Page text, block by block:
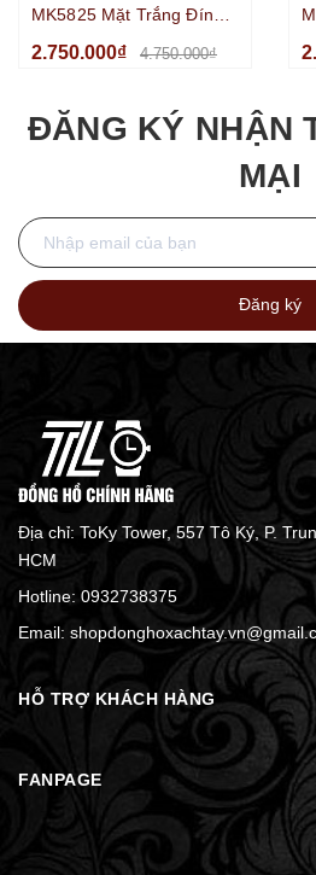
MK5825 Mặt Trắng Đính
Kim Loại Silver Size
2.750.000₫ 4.750.000₫
ĐĂNG KÝ NHẬN
MẠI
Đăng ký
Địa chỉ: ToKy Tower, 557 Tô Ký, P.
HCM
Hotline: 0932738375
Email:
HỖ TRỢ KHÁCH HÀNG
FANPAGE